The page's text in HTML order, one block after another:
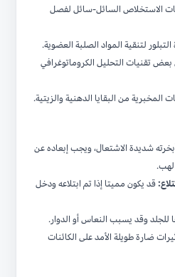
الاستخلاص السائل-سائل لفصل
لتنقية المواد الصلبة العضوية.
تقنيات التحليل الكروماتوغرافي
من البقايا الدهنية والزيتية.
شديدة الاشتعال، ويجب إبعاده عن
لهب.
قد يكون مميتا إذا تم ابتلاعه ودخل
وقد يسبب النعاس أو الدوار.
ضارة طويلة الأمد على الكائنات